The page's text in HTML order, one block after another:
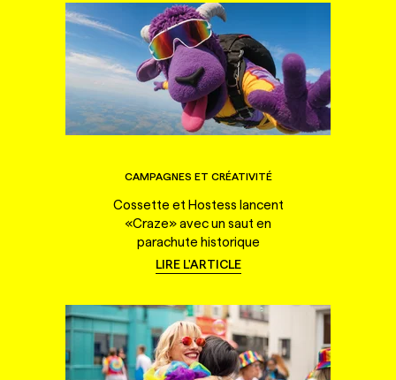
CAMPAGNES ET CRÉATIVITÉ
Cossette et Hostess lancent
«Craze» avec un saut en
parachute historique
LIRE L'ARTICLE